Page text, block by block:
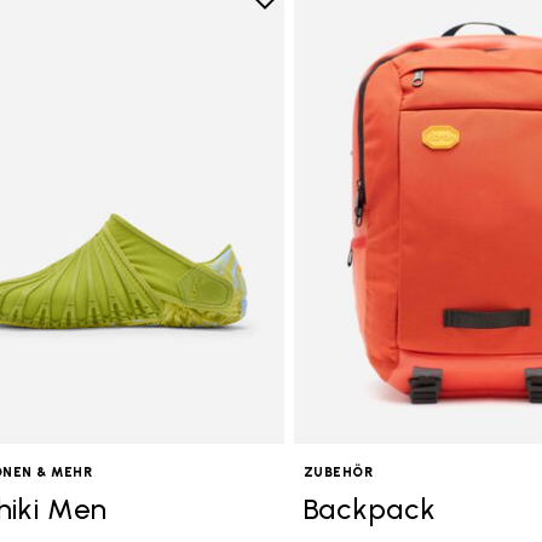
Kollektionen & Mehr
Add to wishlist Furoshiki Men
& MEHR
Men
ZUBEHÖR
Backpack